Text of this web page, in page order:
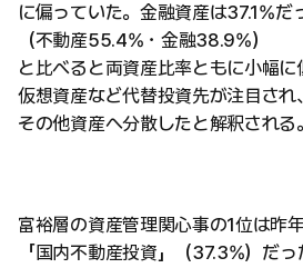
に偏っていた。金融資産は37.1%だ
（不動産55.4%・金融38.9%）
と比べると両資産比率ともに小幅に
仮想資産など代替投資先が注目され、
その他資産へ分散したと解釈される。
富裕層の資産管理関心事の1位は昨
「国内不動産投資」（37.3%）だっ